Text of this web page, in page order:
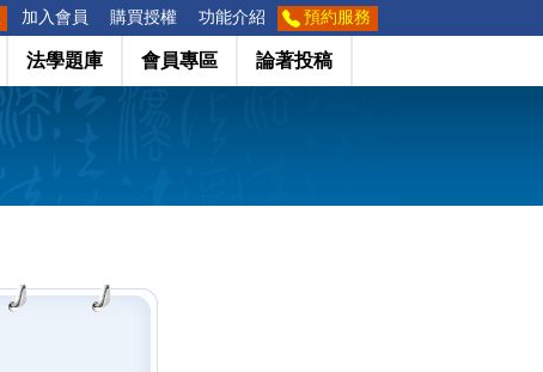
加入會員 購買授權 功能介紹 預約服務
法學題庫 會員專區 論著投稿